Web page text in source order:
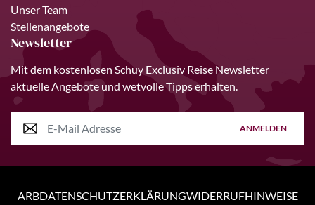
Unser Team
Stellenangebote
Newsletter
Mit dem kostenlosen Schuy Exclusiv Reise Newsletter
aktuelle Angebote und wetvolle Tipps erhalten.
ANMELDEN
ARBDATENSCHUTZERKLÄRUNGWIDERRUFHINWEISE